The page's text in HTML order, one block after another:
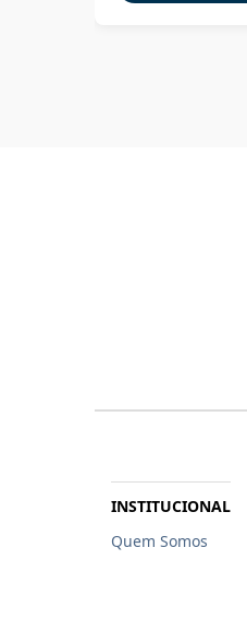
INSTITUCIONAL
Quem Somos